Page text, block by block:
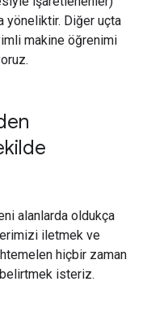
yöneliktir. Diğer uçta
makine öğrenimi
alanlarda oldukça
iletmek ve
hiçbir zaman
belirtmek isteriz.